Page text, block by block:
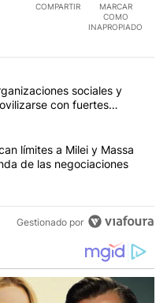
COMPARTIR
MARCAR
COMO
INAPROPIADO
más comentarios en los
"San Cayetano 2026:
sociales y
con fuertes
"Los gobernadores
límites a Milei y Massa
de las negociaciones
Gestionado por